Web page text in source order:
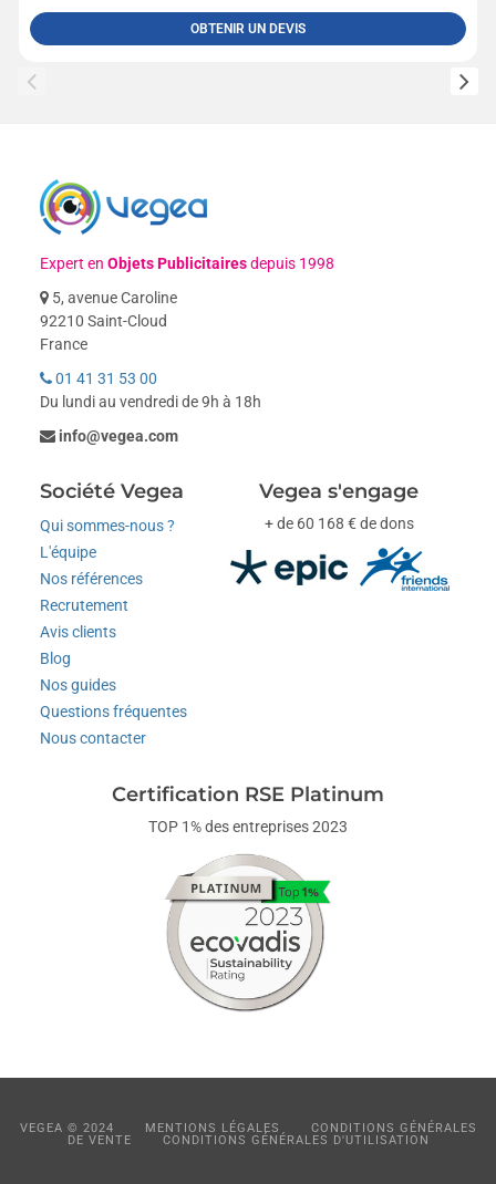
OBTENIR UN DEVIS
Expert enObjets Publicitairesdepuis 1998
5, avenue Caroline
92210 Saint-Cloud
France
01 41 31 53 00
Du lundi au vendredi de 9h à 18h
info@vegea.com
Société Vegea
Qui sommes-nous ?
L'équipe
Nos références
Recrutement
Avis clients
Blog
Nos guides
Questions fréquentes
Nous contacter
Vegea s'engage
+ de 60 168 € de dons
Certification RSE Platinum
TOP 1% des entreprises 2023
VEGEA © 2024 MENTIONS LÉGALES
CONDITIONS GÉNÉRALES
DE VENTE
CONDITIONS GÉNÉRALES D'UTILISATION